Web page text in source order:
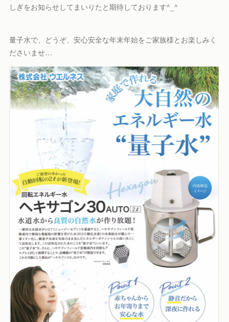
しぎをお知らせしてまいりたと期待しております^_^
量子水で、どうぞ、安心安全な年末年始をご家族様とお楽しみく
ださいませ…